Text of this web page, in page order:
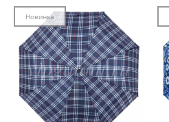
Новинка